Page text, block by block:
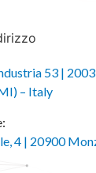
53 |
– Italy
4 | 20900